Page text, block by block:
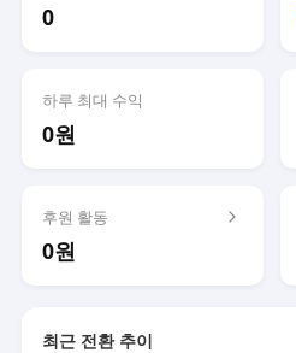
0
하루 최대 수익
0원
후원 활동
0원
최근 전환 추이